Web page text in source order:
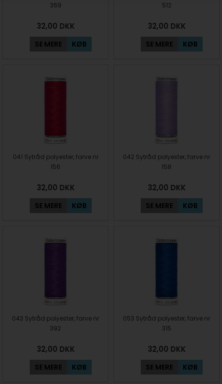
369
32,00 DKK
SE MERE KØB
512
32,00 DKK
SE MERE KØB
041 Sytråd polyester, farve nr
156
32,00 DKK
SE MERE KØB
042 Sytråd polyester, farve nr
158
32,00 DKK
SE MERE KØB
043 Sytråd polyester, farve nr
392
32,00 DKK
SE MERE KØB
053 Sytråd polyester, farve nr
315
32,00 DKK
SE MERE KØB